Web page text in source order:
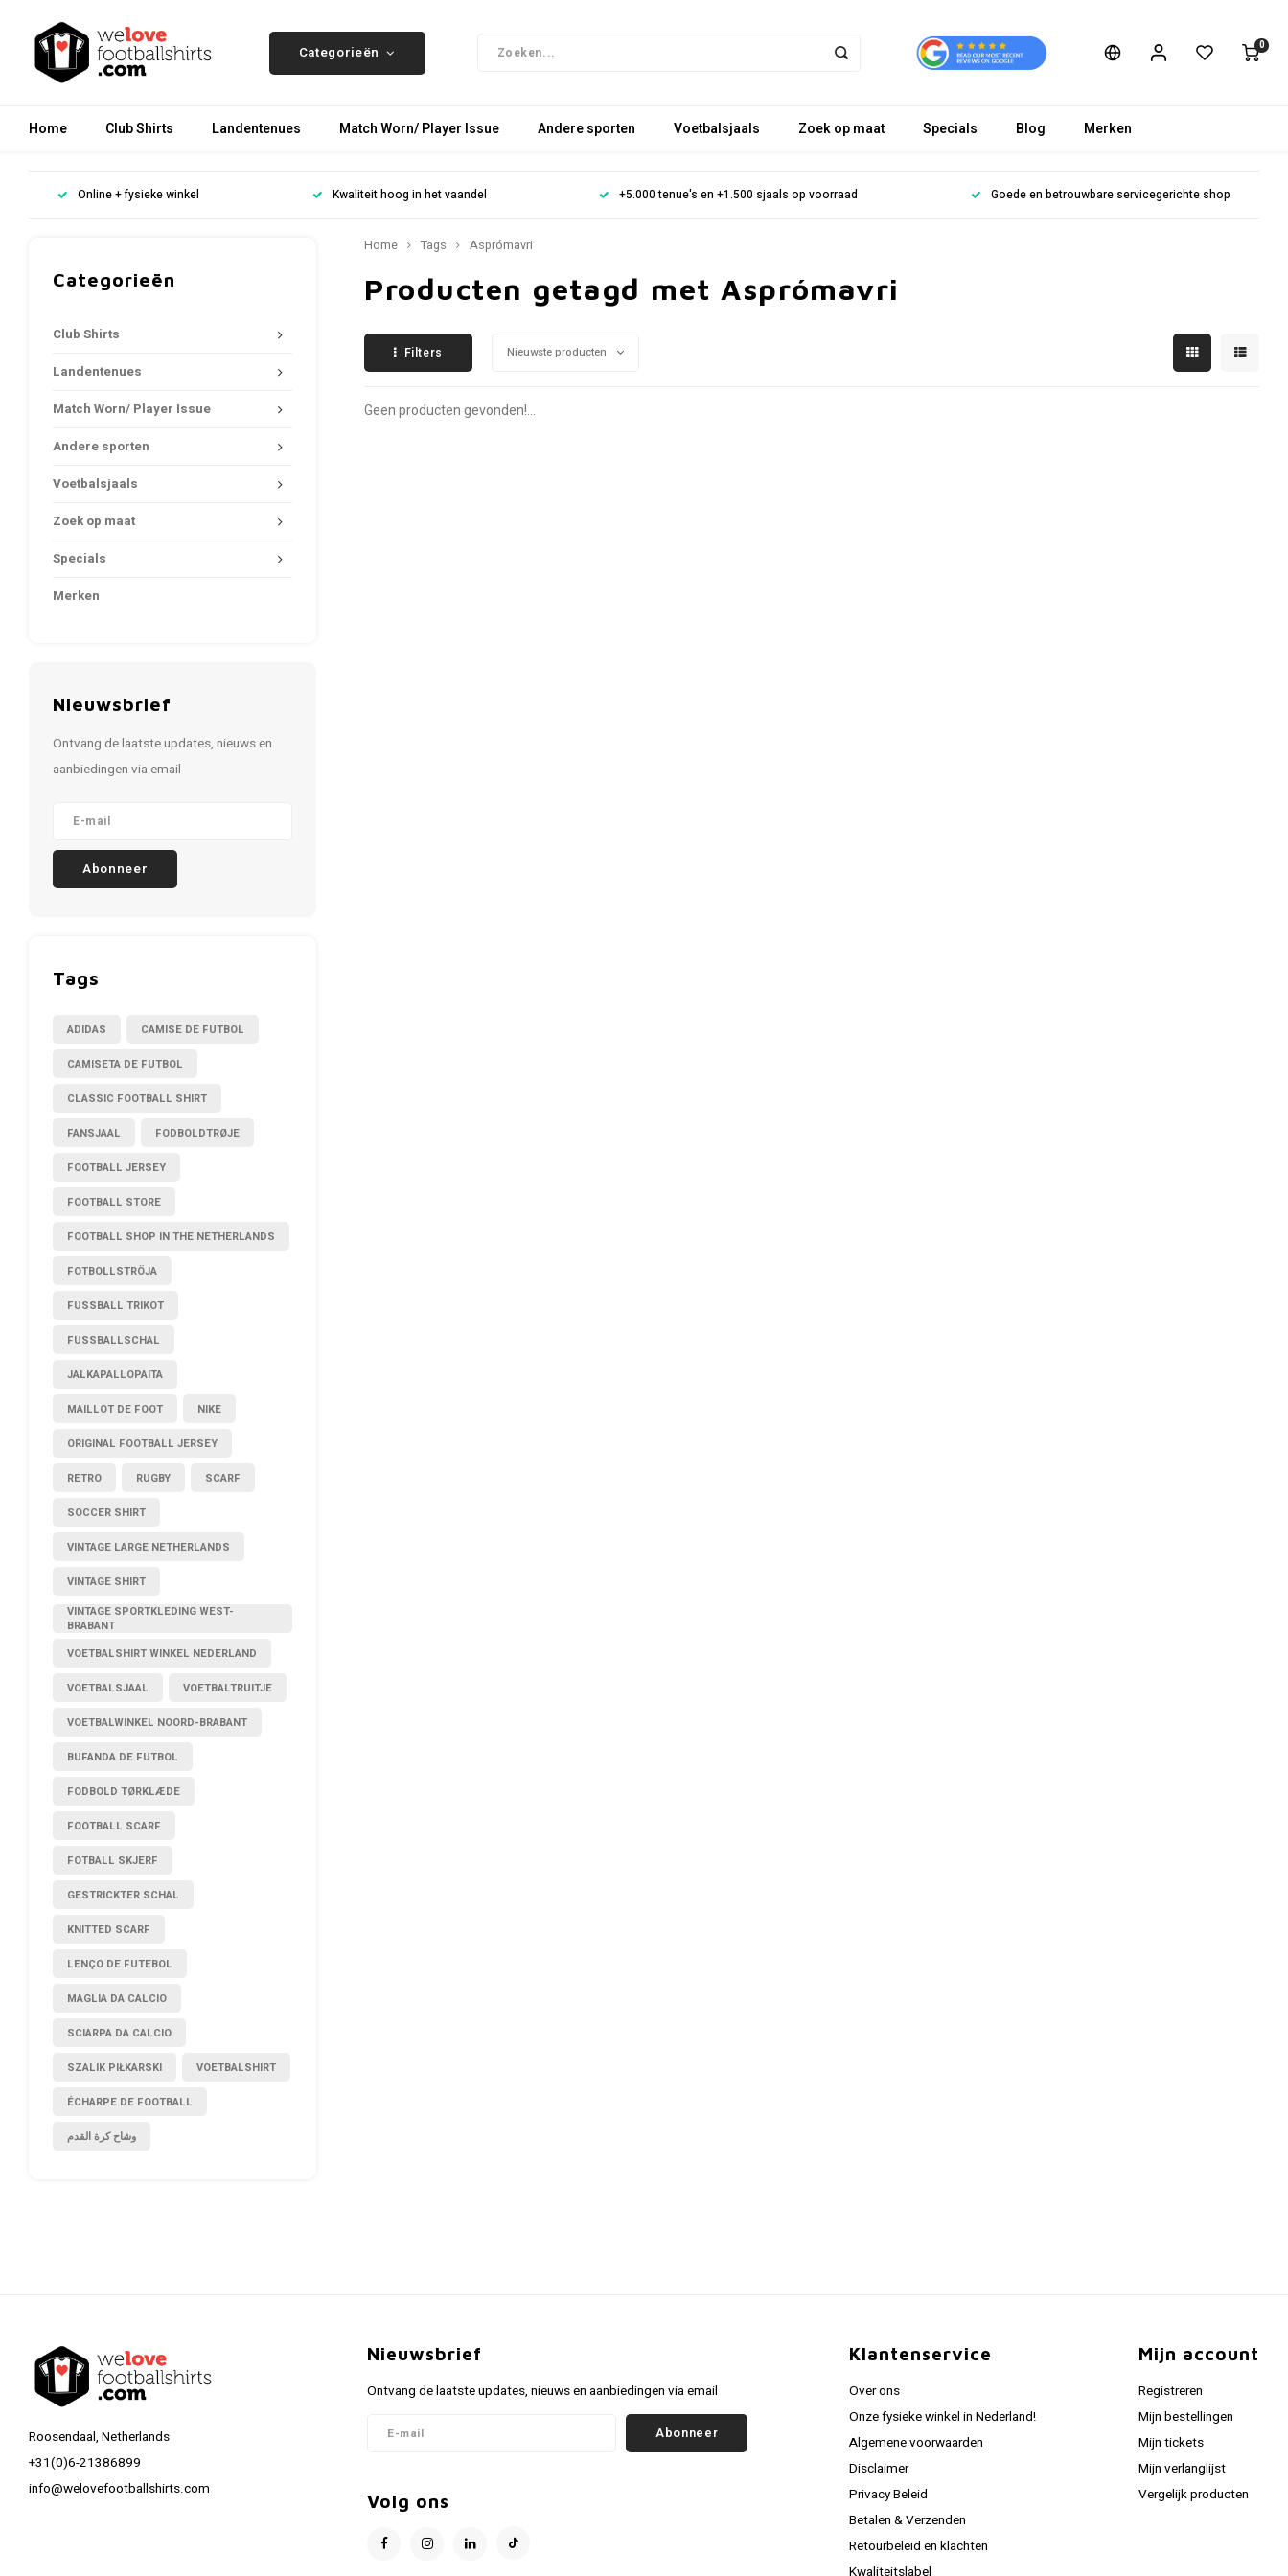
Categorieën 0
Home Club Shirts Landentenues Match Worn/ Player Issue Andere sporten Voetbalsjaals Zoek op maat Specials Blog Merken
Online + fysieke winkel Kwaliteit hoog in het vaandel +5.000 tenue's en +1.500 sjaals op voorraad Goede en betrouwbare servicegerichte shop
Categorieën
Club Shirts
Landentenues
Match Worn/ Player Issue
Andere sporten
Voetbalsjaals
Zoek op maat
Specials
Merken
Nieuwsbrief
Ontvang de laatste updates, nieuws en
aanbiedingen via email
Abonneer
Tags
ADIDAS CAMISE DE FUTBOL
CAMISETA DE FUTBOL
CLASSIC FOOTBALL SHIRT
FANSJAAL FODBOLDTRØJE
FOOTBALL JERSEY
FOOTBALL STORE
FOOTBALL SHOP IN THE NETHERLANDS
FOTBOLLSTRÖJA
FUSSBALL TRIKOT
FUSSBALLSCHAL
JALKAPALLOPAITA
MAILLOT DE FOOT NIKE
ORIGINAL FOOTBALL JERSEY
RETRO RUGBY SCARF
SOCCER SHIRT
VINTAGE LARGE NETHERLANDS
VINTAGE SHIRT
VINTAGE SPORTKLEDING WEST-
BRABANT
VOETBALSHIRT WINKEL NEDERLAND
VOETBALSJAAL VOETBALTRUITJE
VOETBALWINKEL NOORD-BRABANT
BUFANDA DE FUTBOL
FODBOLD TØRKLÆDE
FOOTBALL SCARF
FOTBALL SKJERF
GESTRICKTER SCHAL
KNITTED SCARF
LENÇO DE FUTEBOL
MAGLIA DA CALCIO
SCIARPA DA CALCIO
SZALIK PIŁKARSKI VOETBALSHIRT
ÉCHARPE DE FOOTBALL
وشاح كرة القدم
Home Tags Asprómavri
Producten getagd met Asprómavri
Filters Nieuwste producten
Geen producten gevonden!...
Roosendaal, Netherlands
+31(0)6-21386899
info@welovefootballshirts.com
Nieuwsbrief
Ontvang de laatste updates, nieuws en aanbiedingen via email
Abonneer
Volg ons
Klantenservice
Over ons
Onze fysieke winkel in Nederland!
Algemene voorwaarden
Disclaimer
Privacy Beleid
Betalen & Verzenden
Retourbeleid en klachten
Kwaliteitslabel
Mijn account
Registreren
Mijn bestellingen
Mijn tickets
Mijn verlanglijst
Vergelijk producten